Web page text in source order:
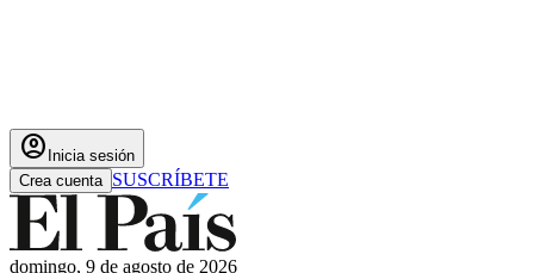
account_circle Inicia sesión
Crea cuenta SUSCRÍBETE
domingo, 9 de agosto de 2026